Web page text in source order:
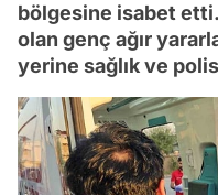
bölgesine isabet
olan genç ağır
yerine sağlık ve